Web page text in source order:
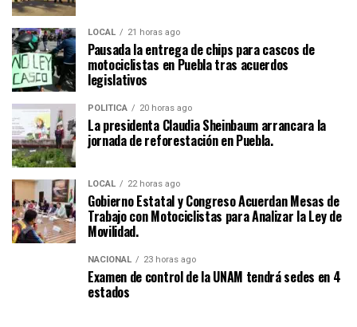
LOCAL 21 horas ago
Pausada la entrega de chips para cascos de
motociclistas en Puebla tras acuerdos
legislativos
POLÍTICA 20 horas ago
La presidenta Claudia Sheinbaum arrancara la
jornada de reforestación en Puebla.
LOCAL 22 horas ago
Gobierno Estatal y Congreso Acuerdan Mesas de
Trabajo con Motociclistas para Analizar la Ley de
Movilidad.
NACIONAL 23 horas ago
Examen de control de la UNAM tendrá sedes en 4
estados